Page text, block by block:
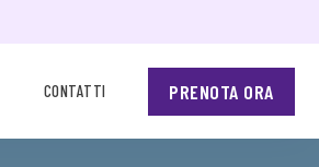
CONTATTI PRENOTA ORA